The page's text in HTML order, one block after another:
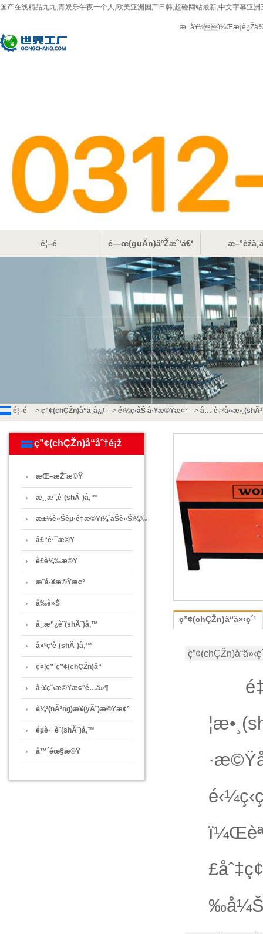
国产在线精品九九,青娱乐午夜一个人,欧美亚洲国产日韩,超碰网站最新,中文字幕亚
é¦–é  é—œ(guÄn)äºŽæˆ‘å€‘
é¦–é  --> ç”¢(chÇŽn)å“ä¸­å¿ƒ --> é‹¼ç­‹åŠ å·¥æ©Ÿæ¢° -->
ç”¢(chÇŽn)å“åˆ†é¡ž
æŒ–æŽ˜æ©Ÿ
æ¸¸æ¨‚è¨­(shÃ¨)å‚™
æ±½è»Šèµ·é‡æ©Ÿï¼ˆåŠè»Šï¼‰
å£“è·¯æ©Ÿ
è£è¼‰æ©Ÿ
æ¨å·¥æ©Ÿæ¢°
å‰è»Š
å¸‚æ”¿è¨­(shÃ¨)å‚™
å»ºç­‘è¨­(shÃ¨)å‚™
ç¤¦ç”¨ç”¢(chÇŽn)å“
å·¥ç¨‹æ©Ÿæ¢°é…ä»¶
è¾²(nÃ³ng)æ¥­(yÃ¨)æ©Ÿæ¢°
éµè·¯è¨­(shÃ¨)å‚™
å™´éœ§æ©Ÿ
ç”¢(chÇŽn)å“ä»‹ç´¹